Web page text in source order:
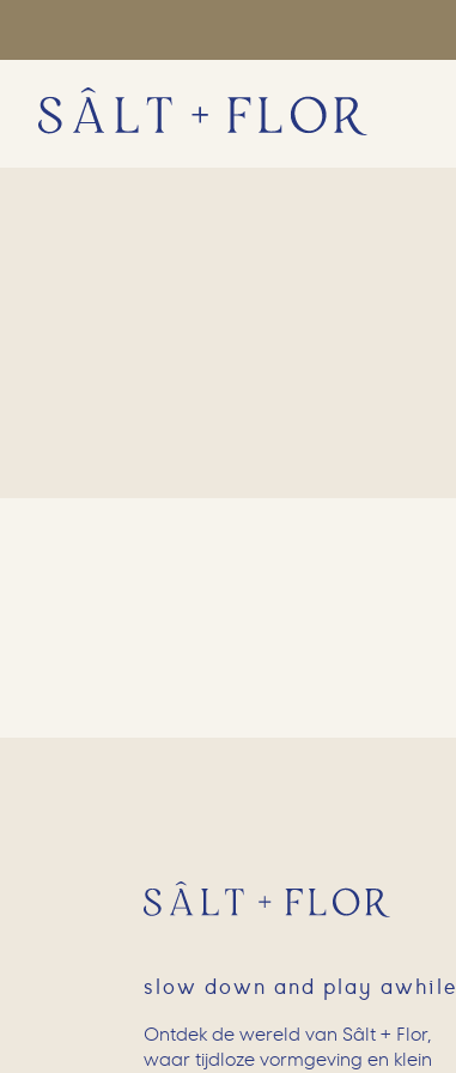
slow down and play awhile
Ontdek de wereld van Sâlt + Flor,
waar tijdloze vormgeving en klein